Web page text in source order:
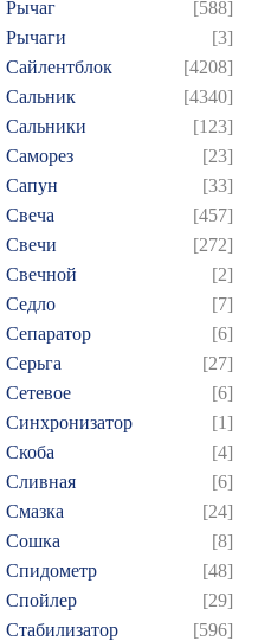
Рычаг
[588]
Рычаги
[3]
Сайлентблок
[4208]
Сальник
[4340]
Сальники
[123]
Саморез
[23]
Сапун
[33]
Свеча
[457]
Свечи
[272]
Свечной
[2]
Седло
[7]
Сепаратор
[6]
Серьга
[27]
Сетевое
[6]
Синхронизатор
[1]
Скоба
[4]
Сливная
[6]
Смазка
[24]
Сошка
[8]
Спидометр
[48]
Спойлер
[29]
Стабилизатор
[596]